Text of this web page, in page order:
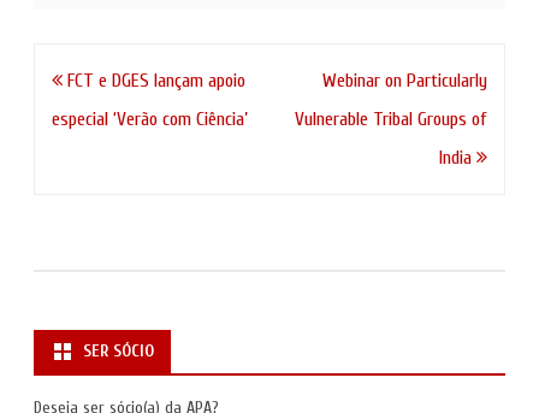
Navegação
de
FCT e DGES lançam apoio
especial ‘Verão com Ciência’
Webinar on Particularly
Vulnerable Tribal Groups of
India
SER SÓCIO
Deseja ser sócio(a) da APA?